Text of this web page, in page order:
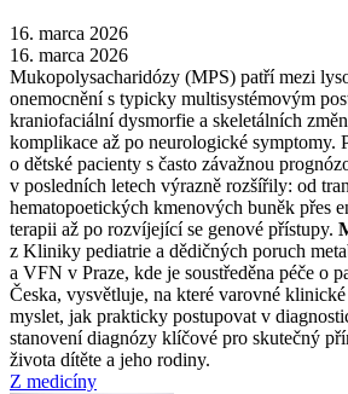
16. marca 2026
16. marca 2026
Mukopolysacharidózy (MPS) patří mezi
onemocnění s typicky multisystémovým
kraniofaciální dysmorfie a skeletálních
komplikace až po neurologické symptomy.
o dětské pacienty s často závažnou
v posledních letech výrazně rozšířily: od
hematopoetických kmenových buněk přes
terapii až po rozvíjející se genové přístupy.
z Kliniky pediatrie a dědičných poruch
a VFN v Praze, kde je soustředěna péče o
Česka, vysvětluje, na které varovné
myslet, jak prakticky postupovat v
stanovení diagnózy klíčové pro skutečný
života dítěte a jeho rodiny.
Z medicíny